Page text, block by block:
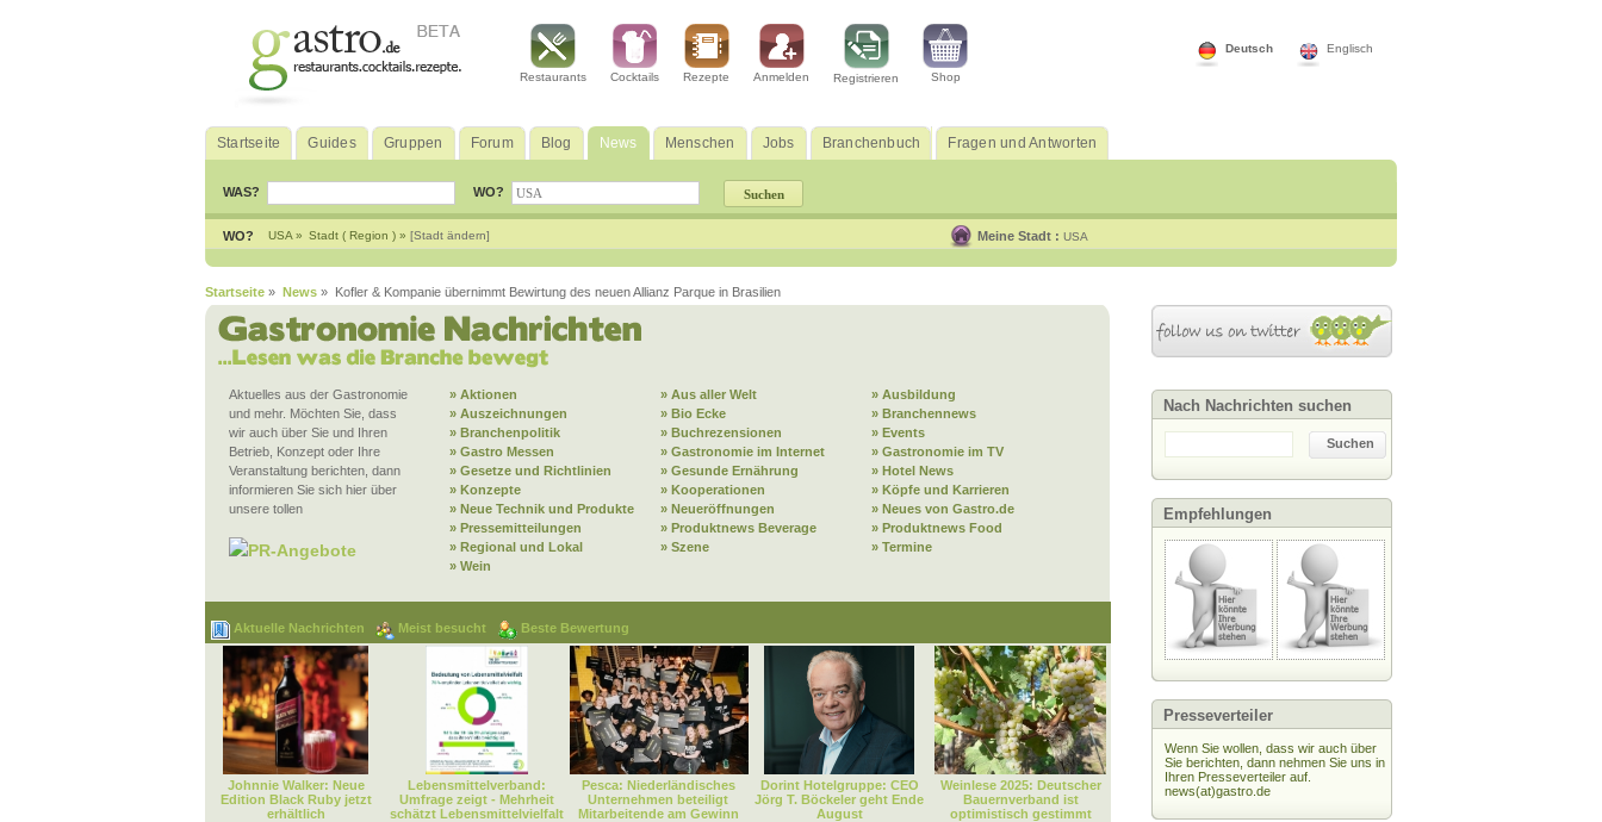
Englisch
Deutsch
Restaurants Cocktails Rezepte Anmelden Registrieren Shop
Startseite Guides Gruppen Forum Blog News Menschen Jobs Branchenbuch Fragen und Antworten
WAS? WO?
WO? USA » Stadt ( Region ) » [Stadt ändern] Meine Stadt : USA
Startseite » News » Kofler & Kompanie übernimmt Bewirtung des neuen Allianz Parque in Brasilien
Aktuelles aus der Gastronomie
und mehr. Möchten Sie, dass
wir auch über Sie und Ihren
Betrieb, Konzept oder Ihre
Veranstaltung berichten, dann
informieren Sie sich hier über
unsere tollen
PR-Angebote
» Aktionen » Aus aller Welt
» Ausbildung
» Auszeichnungen
» Bio Ecke
» Branchennews
» Branchenpolitik
» Buchrezensionen
» Events
» Gastro Messen
» Gastronomie im Internet
» Gastronomie im TV
» Gesetze und Richtlinien
» Gesunde Ernährung
» Hotel News
» Konzepte
» Kooperationen
» Köpfe und Karrieren
» Neue Technik und Produkte
» Neueröffnungen
» Neues von Gastro.de
» Pressemitteilungen
» Produktnews Beverage
» Produktnews Food
» Regional und Lokal
» Szene
» Termine
» Wein
Aktuelle Nachrichten Meist besucht Beste Bewertung
Johnnie Walker: Neue
Edition Black Ruby jetzt
erhältlich
Lebensmittelverband:
Umfrage zeigt - Mehrheit
schätzt Lebensmittelvielfalt
Pesca: Niederländisches
Unternehmen beteiligt
Mitarbeitende am Gewinn
Dorint Hotelgruppe: CEO
Jörg T. Böckeler geht Ende
August
Weinlese 2025: Deutscher
Bauernverband ist
optimistisch gestimmt
Nach Nachrichten suchen
Suchen
Empfehlungen
Presseverteiler
Wenn Sie wollen, dass wir auch über
Sie berichten, dann nehmen Sie uns in
Ihren Presseverteiler auf.
news(at)gastro.de